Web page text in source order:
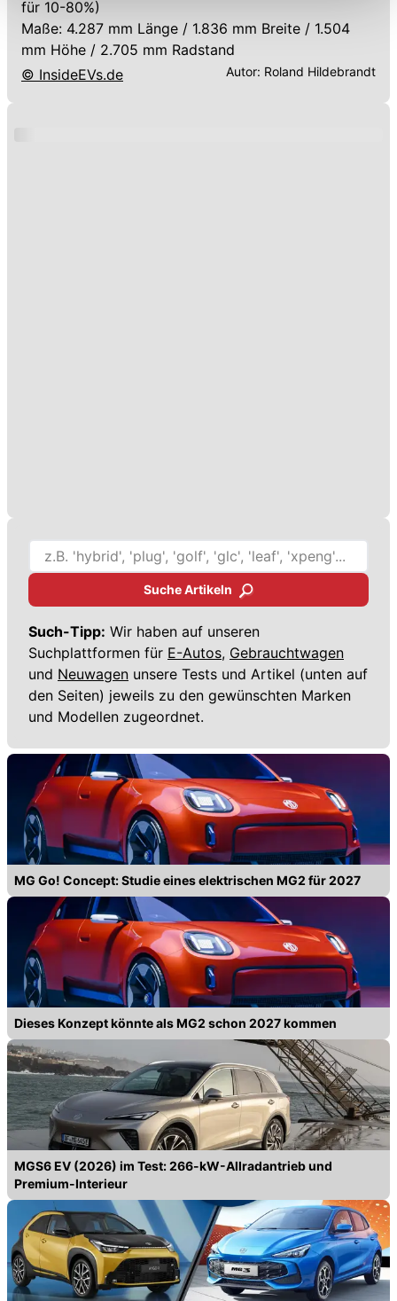
Funktionalitäten der Website zur Verfügung stehen. Sie
können die Einstellungen jederzeit in unserer
Datenschutzerklärung anpassen.
Suche Artikeln
Such-Tipp: Wir haben auf unseren
Suchplattformen für E-Autos, Gebrauchtwagen
und Neuwagen unsere Tests und Artikel (unten auf
den Seiten) jeweils zu den gewünschten Marken
und Modellen zugeordnet.
MG Go! Concept: Studie eines elektrischen MG2 für 2027
Dieses Konzept könnte als MG2 schon 2027 kommen
MGS6 EV (2026) im Test: 266-kW-Allradantrieb und
Premium-Interieur
für 10-80%)
Maße: 4.287 mm Länge / 1.836 mm Breite / 1.504
mm Höhe / 2.705 mm Radstand
© InsideEVs.de
Autor: Roland Hildebrandt